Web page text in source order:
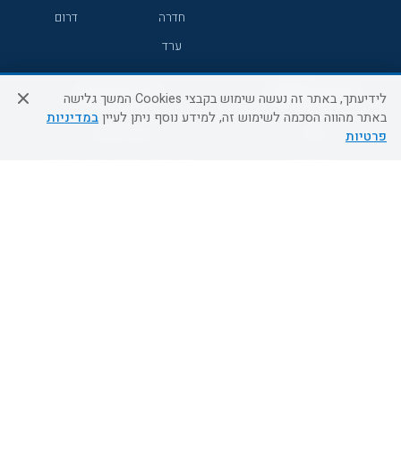
חדרה
דרום
ערד
שירות לקוחות מידע ושירות
לידיעתך, באתר זה נעשה שימוש בקבצי Cookies המשך גלישה
באתר מהווה הסכמה לשימוש זה, למידע נוסף ניתן לעייןבמדיניות
פרטיות